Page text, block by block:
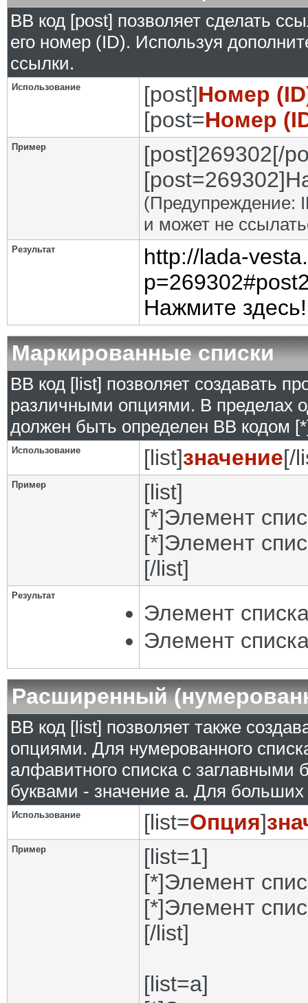
BB код [post] позволяет сделать
его номер (ID). Используя
ссылки.
Использование [post]Номер
[post=Номер
Пример
[post]269302[/
(Предупреждение:
и может не
Результат
http://lada-
Нажмите здесь!
Маркированные списки
BB код [list] позволяет создавать
различными опциями. В пределах
должен быть определен BB кодом
Использование [list]значение[/
Пример
[list]
[*]Элемент
[*]Элемент
[/list]
Результат
Элемент
Элемент
Расширенный
BB код [list] позволяет также
опциями. Для нумерованного
алфавитного списка с
буквами - значение а. Для
Использование [list=Опция]
Пример
[list=1]
[*]Элемент
[*]Элемент
[/list]
[list=a]